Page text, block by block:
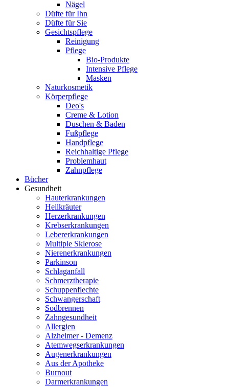
Nägel
Düfte für Ihn
Düfte für Sie
Gesichtspflege
Reinigung
Pflege
Bio-Produkte
Intensive Pflege
Masken
Naturkosmetik
Körperpflege
Deo's
Creme & Lotion
Duschen & Baden
Fußpflege
Handpflege
Reichhaltige Pflege
Problemhaut
Zahnpflege
Bücher
Gesundheit
Hauterkrankungen
Heilkräuter
Herzerkrankungen
Krebserkrankungen
Lebererkrankungen
Multiple Sklerose
Nierenerkrankungen
Parkinson
Schlaganfall
Schmerztherapie
Schuppenflechte
Schwangerschaft
Sodbrennen
Zahngesundheit
Allergien
Alzheimer - Demenz
Atemwegserkrankungen
Augenerkrankungen
Aus der Apotheke
Burnout
Darmerkrankungen